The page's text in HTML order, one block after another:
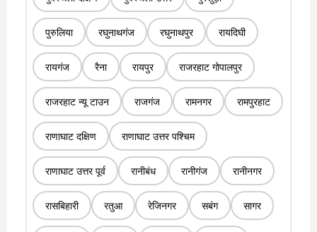
पुरुलिया रघुनाथगंज रघुनाथपुर रायदिघी
रायगंज रैना रायपुर राजरहाट गोपालपुर
राजरहाट न्यू टाउन राजगंज रामनगर रामपुरहाट
राणाघाट दक्षिण राणाघाट उत्तर पश्चिम
राणाघाट उत्तर पूर्व रानीबंध रानीगंज रानीनगर
रासबिहारी रतुआ रेजिनगर सबंग सागर